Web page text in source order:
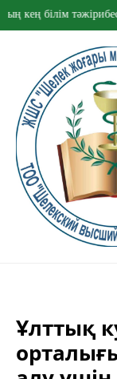
білім
Ұлттық